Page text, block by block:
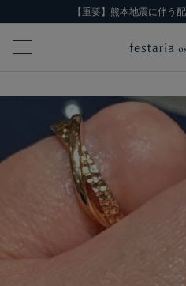
【重要】熊本地震に伴う